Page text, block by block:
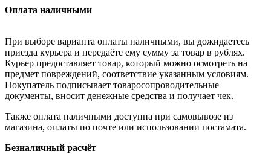
Оплата наличными
При выборе варианта оплаты наличными, вы дожидаетесь
приезда курьера и передаёте ему сумму за товар в рублях.
Курьер предоставляет товар, который можно осмотреть на
предмет повреждений, соответствие указанным условиям.
Покупатель подписывает товаросопроводительные
документы, вносит денежные средства и получает чек.
Также оплата наличными доступна при самовывозе из
магазина, оплаты по почте или использовании постамата.
Безналичный расчёт